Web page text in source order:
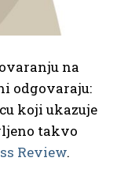
na
odgovaraju:
koji ukazuje
takvo
Review.